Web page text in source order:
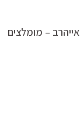
אייהרב – מומלצים